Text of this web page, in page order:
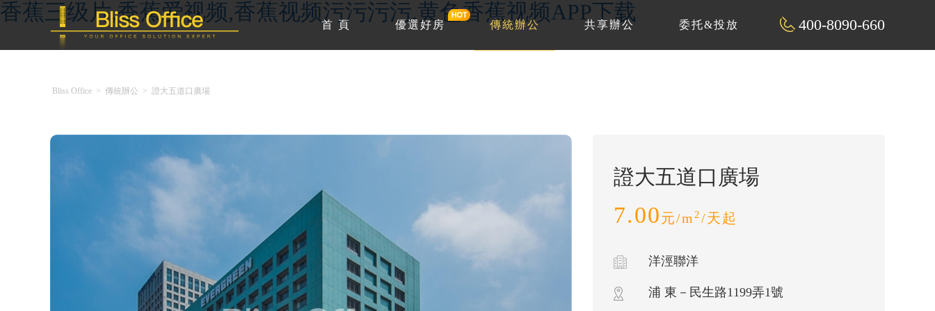
香蕉三级片,香蕉爱视频,香蕉视频污污污污,黄色香蕉视频APP下载
400-8090-660
首 頁 優選好房 傳統辦公 共享辦公 委托&投放
Bliss Office > 傳統辦公 > 證大五道口廣場
證大五道口廣場
7.00元/m 2/天起
洋涇聯洋
浦 東－民生路1199弄1號